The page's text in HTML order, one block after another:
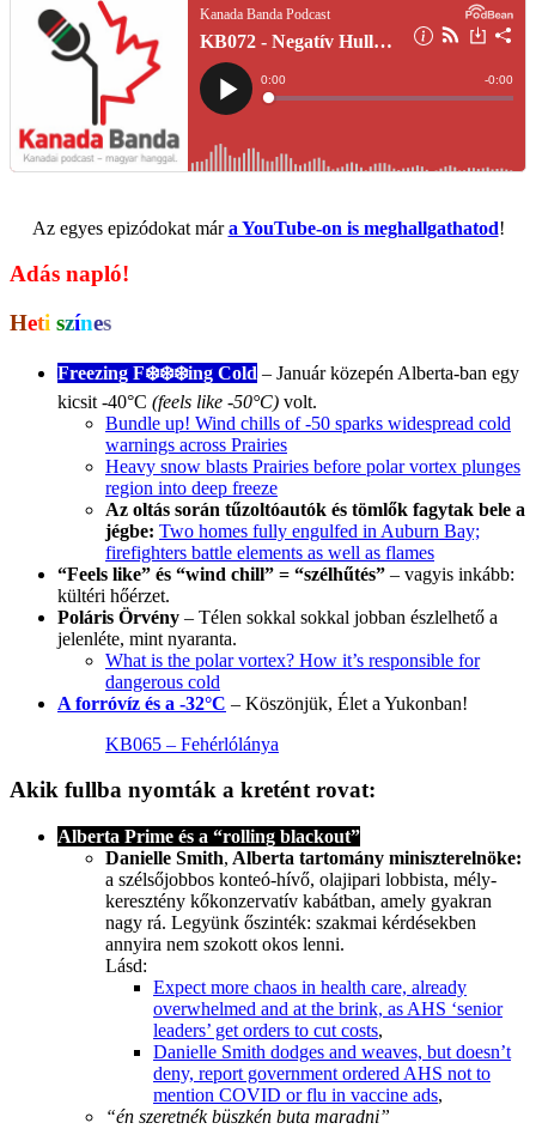
Az egyes epizódokat mára YouTube-on is meghallgathatod!
Adás napló!
Heti színes
Freezing F❄️❄️❄️ing Cold – Január közepén Alberta-ban egy
kicsit -40°C (feels like -50°C) volt.
Bundle up! Wind chills of -50 sparks widespread cold
warnings across Prairies
Heavy snow blasts Prairies before polar vortex plunges
region into deep freeze
Az oltás során tűzoltóautók és tömlők fagytak bele a
jégbe: Two homes fully engulfed in Auburn Bay;
firefighters battle elements as well as flames
“Feels like” és “wind chill” = “szélhűtés” – vagyis inkább:
kültéri hőérzet.
Poláris Örvény – Télen sokkal sokkal jobban észlelhető a
jelenléte, mint nyaranta.
What is the polar vortex? How it’s responsible for
dangerous cold
A forróvíz és a -32°C – Köszönjük, Élet a Yukonban!
KB065 – Fehérlólánya
Akik fullba nyomták a kreténtrovat:
Alberta Prime és a “rolling blackout”
Danielle Smith, Alberta tartomány miniszterelnöke:
a szélsőjobbos konteó-hívő, olajipari lobbista, mély-
keresztény kőkonzervatív kabátban, amely gyakran
nagy rá. Legyünk őszinték: szakmai kérdésekben
annyira nem szokott okos lenni.
Lásd:
Expect more chaos in health care, already
overwhelmed and at the brink, as AHS ‘senior
leaders’ get orders to cut costs,
Danielle Smith dodges and weaves, but doesn’t
deny, report government ordered AHS not to
mention COVID or flu in vaccine ads,
“én szeretnék büszkén buta maradni”